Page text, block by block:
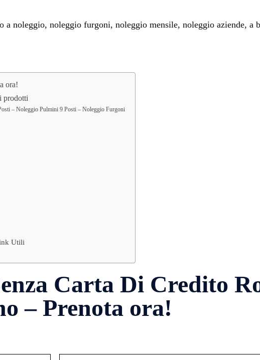
noleggio, noleggio furgoni, noleggio mensile, noleggio aziende, a
ora!
prodotti
– Noleggio Pulmini 9 Posti – Noleggio Furgoni
Utili
Carta Di Credito
– Prenota ora!